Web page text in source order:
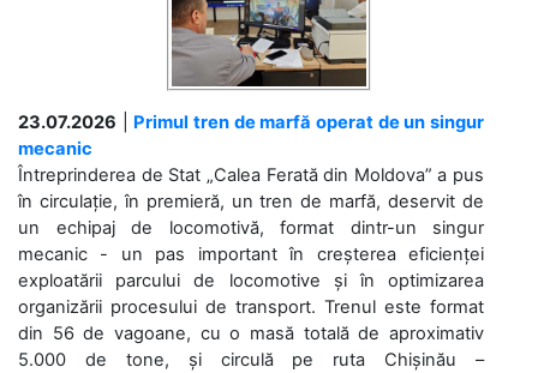
23.07.2026
Primul tren de marfă operat de un singur
mecanic
Întreprinderea de Stat „Calea Ferată din Moldova” a pus
în circulație, în premieră, un tren de marfă, deservit de
un echipaj de locomotivă, format dintr-un singur
mecanic - un pas important în creșterea eficienței
exploatării parcului de locomotive și în optimizarea
organizării procesului de transport. Trenul este format
din 56 de vagoane, cu o masă totală de aproximativ
5.000 de tone, și circulă pe ruta Chișinău –